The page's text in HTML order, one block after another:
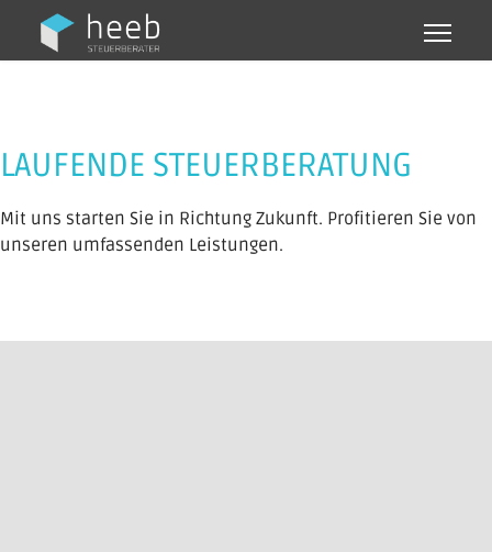
LAUFENDE STEUERBERATUNG
Mit uns starten Sie in Richtung Zukunft. Profitieren Sie von
unseren umfassenden Leistungen.